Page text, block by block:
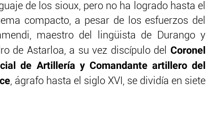
de los sioux, pero no ha logrado hasta el
compacto, a pesar de los esfuerzos del
maestro del lingüista de Durango y
de Astarloa, a su vez discípulo del Coronel
de Artillería y Comandante artillero del
, ágrafo hasta el siglo XVI, se dividía en siete